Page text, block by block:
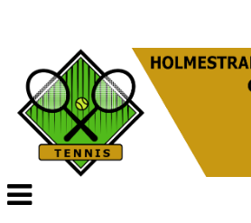
Veksle
navigasjon